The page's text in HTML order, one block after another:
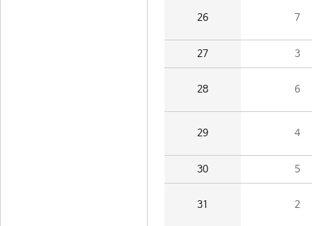
26 7
27 3
28 6
29 4
30 5
31 2